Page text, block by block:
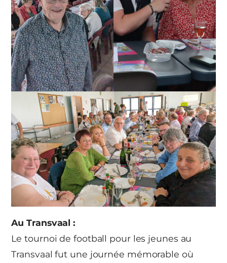
Au Transvaal :
Le tournoi de football pour les jeunes au
Transvaal fut une journée mémorable où